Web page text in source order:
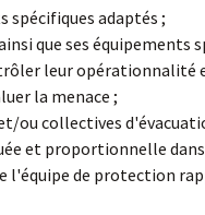
adaptés ;
que ses équipements
leur opérationnalité
la menace ;
ou collectives
et proportionnelle
l'équipe de protection